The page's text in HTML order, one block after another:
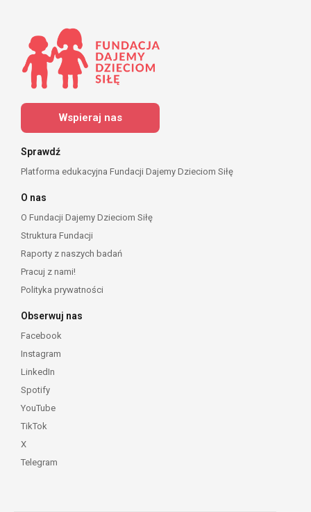
Wspieraj nas
Sprawdź
Platforma edukacyjna Fundacji Dajemy Dzieciom Siłę
O nas
O Fundacji Dajemy Dzieciom Siłę
Struktura Fundacji
Raporty z naszych badań
Pracuj z nami!
Polityka prywatności
Obserwuj nas
Facebook
Instagram
LinkedIn
Spotify
YouTube
TikTok
X
Telegram